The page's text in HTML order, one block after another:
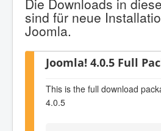
sind für neue
Joomla.
Joomla! 4.0.5 Full
This is the full download
4.0.5